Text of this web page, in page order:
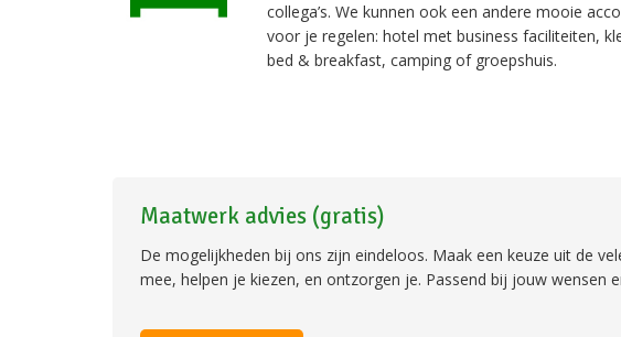
collega’s. We kunnen ook een andere mooie
voor je regelen: hotel met business faciliteiten,
bed & breakfast, camping of groepshuis.
Maatwerk advies (gratis)
De mogelijkheden bij ons zijn eindeloos. Maak een keuze uit de
mee, helpen je kiezen, en ontzorgen je. Passend bij jouw wensen